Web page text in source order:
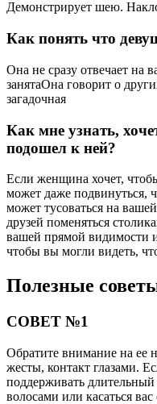
Демонстрирует шею.
Как понять что
Она не сразу отвечает на
занятаОна говорит о
загадочная
Как мне узнать,
подошел к ней?
Если женщина хочет,
может даже подвинуться,
может тусоваться на
друзей поменяться
вашей прямой видимости
чтобы вы могли видеть,
Полезные
СОВЕТ №1
Обратите внимание на ее
жесты, контакт глазами.
поддерживать длительный
волосами или касаться